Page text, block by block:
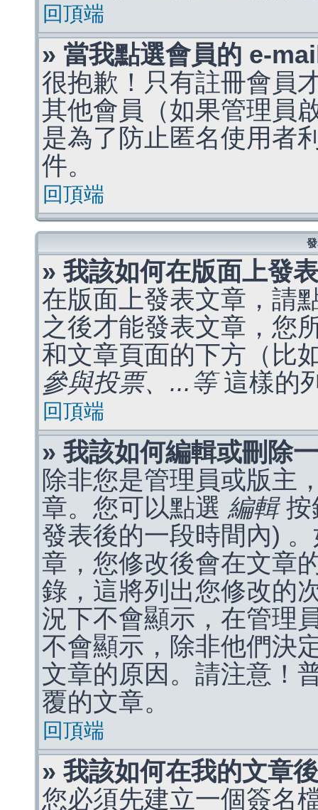
回頂端
» 當我點選會員的 e-
很抱歉！只有註冊會員
其他會員（如果管理員
是為了防止匿名使用者
件。
回頂端
» 我該如何在版面上發
在版面上發表文章，請
之後才能發表文章，您
和文章頁面的下方（比
參與投票、...等這樣的
回頂端
» 我該如何編輯或刪除
除非您是管理員或版主
章。您可以點選 編輯按
發表後的一段時間內)
章，您修改後會在文章
錄，這將列出您修改的
況下不會顯示，在管理
不會顯示，除非他們決
文章的原因。請注意！
覆的文章。
回頂端
» 我該如何在我的文章
您必須先建立一個簽名